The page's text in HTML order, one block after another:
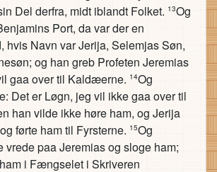
Del derfra, midt iblandt Folket. 13Og
Port, da var der en
hvis Navn var Jerija, Selemjas Søn,
og han greb Profeten Jeremias
gaa over til Kaldæerne. 14Og
Det er Løgn, jeg vil ikke gaa over til
han vilde ikke høre ham, og Jerija
førte ham til Fyrsterne. 15Og
vrede paa Jeremias og sloge ham;
i Fængselet i Skriveren